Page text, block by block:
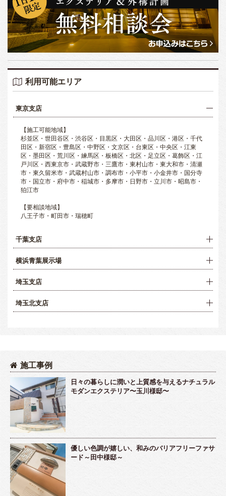
利用可能エリア
東京支店
【施工可能地域】
杉並区・世田谷区・渋谷区・目黒区・大田区・品川区・港区・千代
田区・新宿区・豊島区・中野区・文京区・台東区・中央区・江東
区・墨田区・荒川区・練馬区・板橋区・北区・足立区・葛飾区・江
戸川区・西東京市・武蔵野市・三鷹市・東村山市・東大和市・清瀬
市・東久留米市・武蔵村山市・調布市・小平市・小金井市・国分寺
市・国立市・府中市・稲城市・多摩市・日野市・立川市・昭島市・
狛江市
【要相談地域】
八王子市・町田市・瑞穂町
千葉支店
横浜青葉展示場
埼玉支店
埼玉北支店
施工事例
日々の暮らしに潤いと上質感を与えるナチュラル
モダンエクステリア〜玉川様邸〜
優しい色調が嬉しい、和みのバリアフリーファサ
ード～田中様邸～